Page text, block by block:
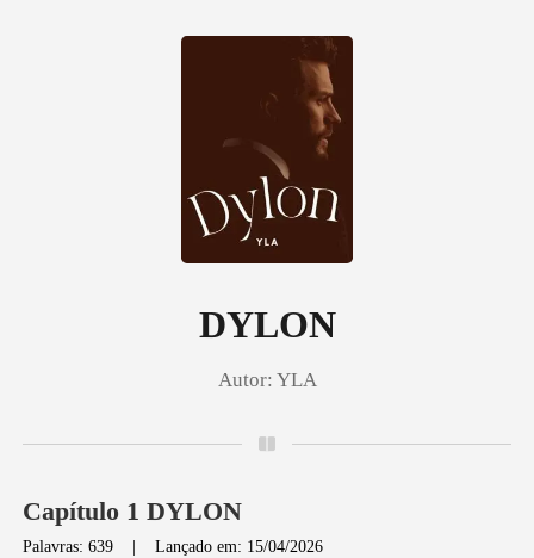
DYLON
Autor: YLA
Capítulo 1 DYLON
Palavras: 639 |Lançado em: 15/04/2026